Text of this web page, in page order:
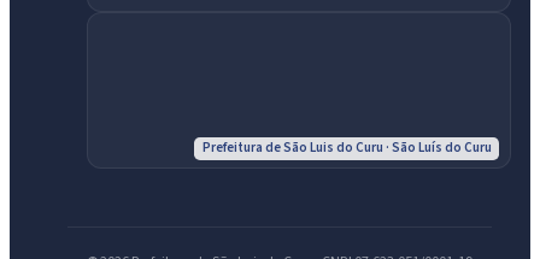
Prefeitura de São Luis do Curu · São Luís do Curu